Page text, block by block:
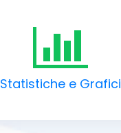
Statistiche e Grafici